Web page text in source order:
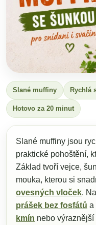
Slané muffiny Rychlá
Hotovo za 20 minut
Slané muffiny jsou
praktické pohoštění,
Základ tvoří vejce,
mouka, kterou si
ovesných vloček.
prášek bez fosfátů a
kmín nebo výraznější